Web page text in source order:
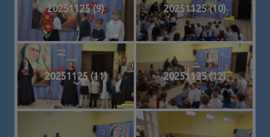
20251125 (9) 20251125 (10)
20251125 (11) 20251125 (12)